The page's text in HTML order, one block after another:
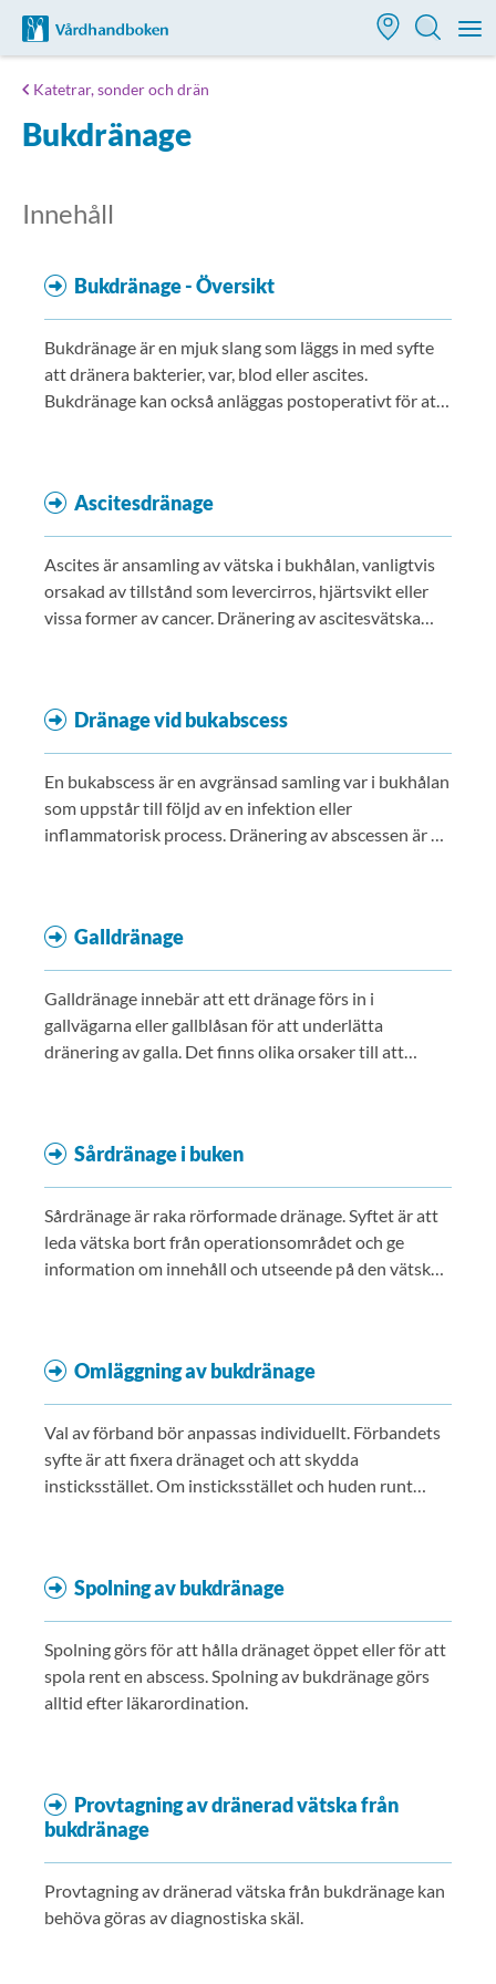
Till startsidan för Vårdhandboken
Katetrar, sonder och drän
Bukdränage
Innehåll
Bukdränage - Översikt
Bukdränage är en mjuk slang som läggs in med syfte
att dränera bakterier, var, blod eller ascites.
Bukdränage kan också anläggas postoperativt för att
Ascitesdränage
Ascites är ansamling av vätska i bukhålan, vanligtvis
orsakad av tillstånd som levercirros, hjärtsvikt eller
vissa former av cancer. Dränering av ascitesvätska
Dränage vid bukabscess
En bukabscess är en avgränsad samling var i bukhålan
som uppstår till följd av en infektion eller
inflammatorisk process. Dränering av abscessen är en
Galldränage
Galldränage innebär att ett dränage förs in i
gallvägarna eller gallblåsan för att underlätta
dränering av galla. Det finns olika orsaker till att
Sårdränage i buken
Sårdränage är raka rörformade dränage. Syftet är att
leda vätska bort från operationsområdet och ge
information om innehåll och utseende på den vätska
Omläggning av bukdränage
Val av förband bör anpassas individuellt. Förbandets
syfte är att fixera dränaget och att skydda
insticksstället. Om insticksstället och huden runt
Spolning av bukdränage
Spolning görs för att hålla dränaget öppet eller för att
spola rent en abscess. Spolning av bukdränage görs
alltid efter läkarordination.
Provtagning av dränerad vätska från
bukdränage
Provtagning av dränerad vätska från bukdränage kan
behöva göras av diagnostiska skäl.